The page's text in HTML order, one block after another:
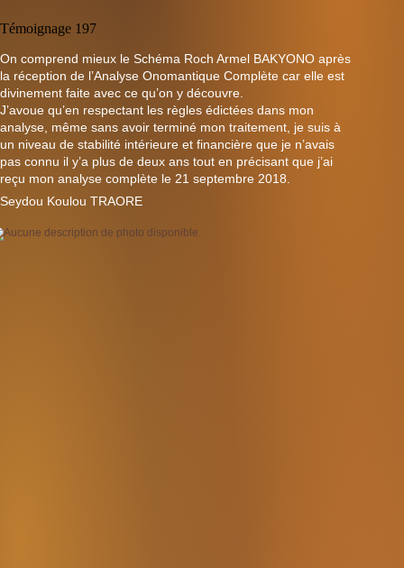
Témoignage 197
On comprend mieux le Schéma Roch Armel BAKYONO après
la réception de l’Analyse Onomantique Complète car elle est
divinement faite avec ce qu’on y découvre.
J’avoue qu’en respectant les règles édictées dans mon
analyse, même sans avoir terminé mon traitement, je suis à
un niveau de stabilité intérieure et financière que je n’avais
pas connu il y’a plus de deux ans tout en précisant que j’ai
reçu mon analyse complète le 21 septembre 2018.
Seydou Koulou TRAORE